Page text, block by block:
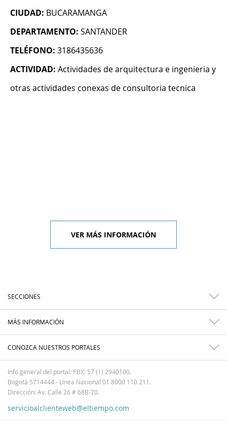
CIUDAD: BUCARAMANGA
DEPARTAMENTO: SANTANDER
TELÉFONO: 3186435636
ACTIVIDAD: Actividades de arquitectura e ingenieria y
otras actividades conexas de consultoria tecnica
VER MÁS INFORMACIÓN
SECCIONES
MÁS INFORMACIÓN
CONOZCA NUESTROS PORTALES
Info general del portal: PBX: 57 (1) 2940100.
Bogotá 5714444 - Línea Nacional 01 8000 110 211.
Dirección: Av. Calle 26 # 68B-70.
servicioalclienteweb@eltiempo.com